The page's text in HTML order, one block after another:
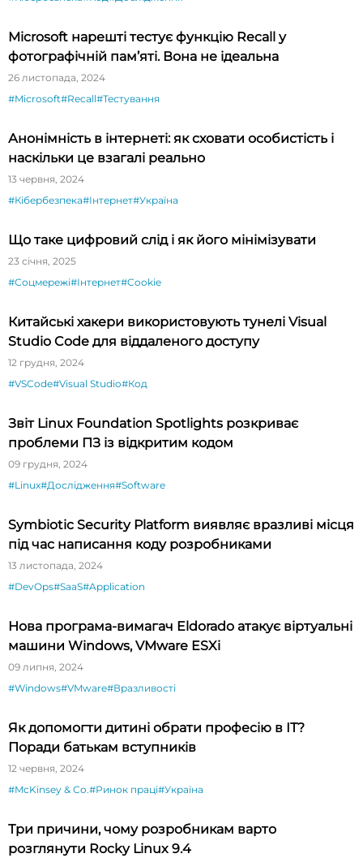
Microsoft нарешті тестує функцію Recall у
фотографічній пам’яті. Вона не ідеальна
26 листопада, 2024
#Microsoft#Recall#Тестування
Анонімність в інтернеті: як сховати особистість і
наскільки це взагалі реально
13 червня, 2024
#Кібербезпека#Інтернет#Україна
Що таке цифровий слід і як його мінімізувати
23 січня, 2025
#Соцмережі#Інтернет#Cookie
Китайські хакери використовують тунелі Visual
Studio Code для віддаленого доступу
12 грудня, 2024
#VSCode#Visual Studio#Код
Звіт Linux Foundation Spotlights розкриває
проблеми ПЗ із відкритим кодом
09 грудня, 2024
#Linux#Дослідження#Software
Symbiotic Security Platform виявляє вразливі місця
під час написання коду розробниками
13 листопада, 2024
#DevOps#SaaS#Application
Нова програма-вимагач Eldorado атакує віртуальні
машини Windows, VMware ESXi
09 липня, 2024
#Windows#VMware#Вразливості
Як допомогти дитині обрати професію в ІТ?
Поради батькам вступників
12 червня, 2024
#McKinsey & Co.#Ринок праці#Україна
Три причини, чому розробникам варто
розглянути Rocky Linux 9.4